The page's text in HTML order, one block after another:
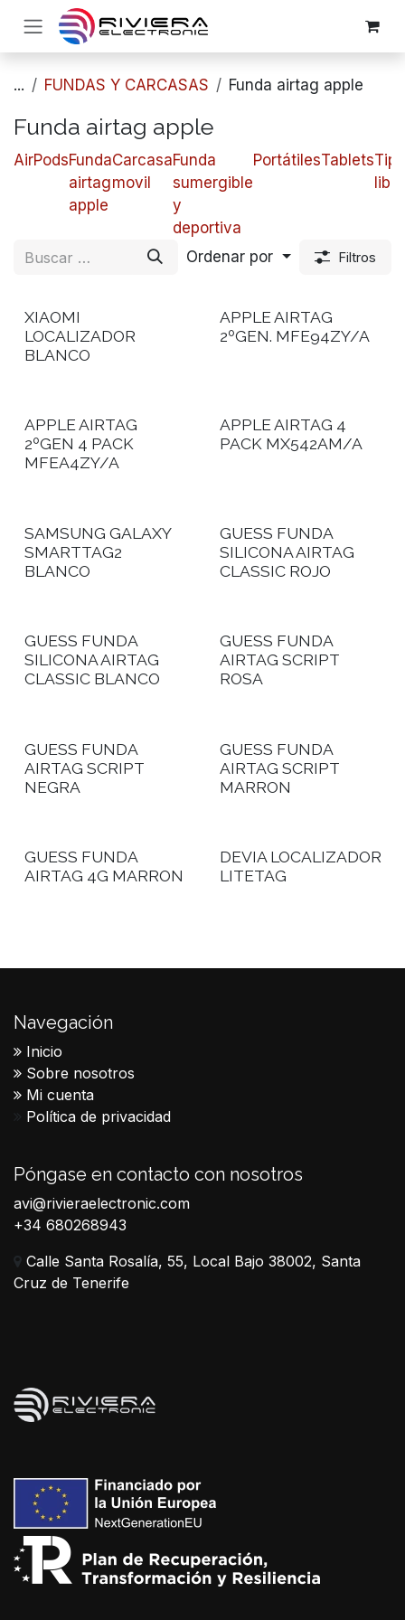
Ir al contenido
... FUNDAS Y CARCASAS Funda airtag apple
Funda airtag apple
AirPodsFunda
airtag
apple
​​Carcasa
movil
​​Funda
sumergible
y
deportiva
PortátilesTabletsTipo
libro
Ordenar por Filtros
XIAOMI
LOCALIZADOR
BLANCO
APPLE AIRTAG
2ºGEN. MFE94ZY/A
APPLE AIRTAG
2ºGEN 4 PACK
MFEA4ZY/A
APPLE AIRTAG 4
PACK MX542AM/A
SAMSUNG GALAXY
SMARTTAG2
BLANCO
GUESS FUNDA
SILICONA AIRTAG
CLASSIC ROJO
GUESS FUNDA
SILICONA AIRTAG
CLASSIC BLANCO
GUESS FUNDA
AIRTAG SCRIPT
ROSA
GUESS FUNDA
AIRTAG SCRIPT
NEGRA
GUESS FUNDA
AIRTAG SCRIPT
MARRON
GUESS FUNDA
AIRTAG 4G MARRON
DEVIA LOCALIZADOR
LITETAG
Navegación
Inicio
Sobre nosotros
Mi cuenta
Política de privacidad
Póngase en contacto con nosotros
avi@rivieraelectronic.com
+34 680268943
Calle Santa Rosalía, 55, Local Bajo 38002, Santa
Cruz de Tenerife